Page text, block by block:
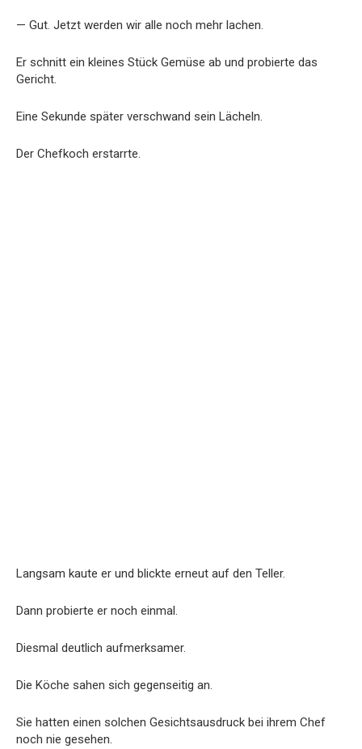
— Gut. Jetzt werden wir alle noch mehr lachen.
Er schnitt ein kleines Stück Gemüse ab und probierte das
Gericht.
Eine Sekunde später verschwand sein Lächeln.
Der Chefkoch erstarrte.
Langsam kaute er und blickte erneut auf den Teller.
Dann probierte er noch einmal.
Diesmal deutlich aufmerksamer.
Die Köche sahen sich gegenseitig an.
Sie hatten einen solchen Gesichtsausdruck bei ihrem Chef
noch nie gesehen.